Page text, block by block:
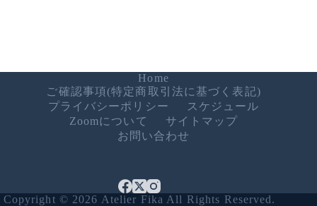
Home
ご確認事項(特定商取引法に基づく表記)
プライバシーポリシー
スケジュール
Zoomについて
サイトマップ
お問い合わせ
Copyright © 2026 Atelier Fika All Rights Reserved.